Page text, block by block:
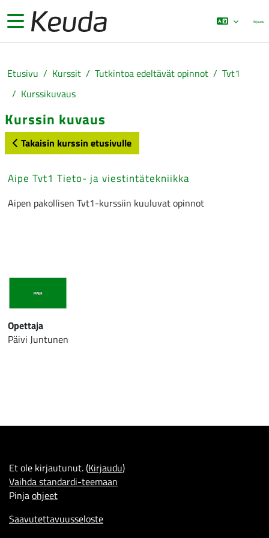
Sivupaneeli Kirjaudu
Etusivu Kurssit Tutkintoa edeltävät opinnot
Tvt1
Kurssikuvaus
Kurssin kuvaus
Takaisin kurssin etusivulle
Aipe Tvt1 Tieto- ja viestintätekniikka
Aipen pakollisen Tvt1-kurssiin kuuluvat opinnot
Opettaja
Päivi Juntunen
Et ole kirjautunut. (Kirjaudu)
Vaihda standardi-teemaan
Pinjaohjeet
Saavutettavuusseloste